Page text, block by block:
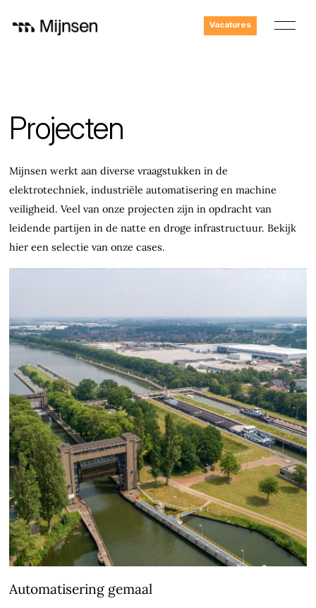
Vacatures
Projecten
Mijnsen werkt aan diverse vraagstukken in de
elektrotechniek, industriële automatisering en machine
veiligheid. Veel van onze projecten zijn in opdracht van
leidende partijen in de natte en droge infrastructuur. Bekijk
hier een selectie van onze cases.
Automatisering gemaal